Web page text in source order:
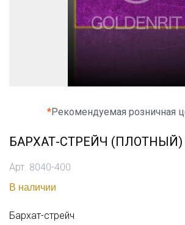
*Рекомендуемая розничная
БАРХАТ-СТРЕЙЧ (ПЛОТНЫЙ)
Арт. 8040-400
В наличии
Бархат-стрейч